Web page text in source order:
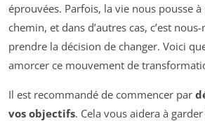
éprouvées. Parfois, la vie nous pousse
chemin, et dans d’autres cas, c’est
prendre la décision de changer. Voici
amorcer ce mouvement de
Il est recommandé de commencer par
vos objectifs. Cela vous aidera à